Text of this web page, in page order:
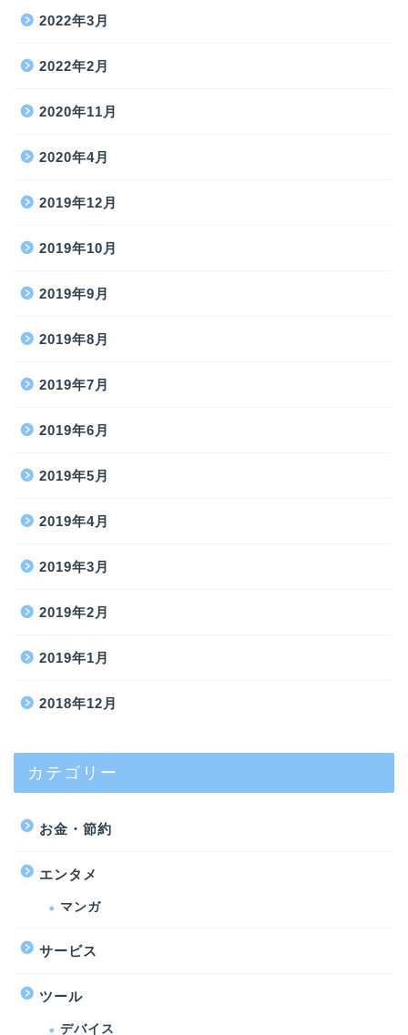
2022年3月
2022年2月
2020年11月
2020年4月
2019年12月
2019年10月
2019年9月
2019年8月
2019年7月
2019年6月
2019年5月
2019年4月
2019年3月
2019年2月
2019年1月
2018年12月
カテゴリー
お金・節約
エンタメ
マンガ
サービス
ツール
デバイス